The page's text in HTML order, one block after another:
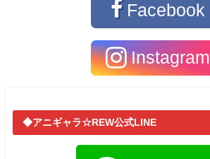
Facebook
Instagram
◆アニギャラ☆REW公式LINE